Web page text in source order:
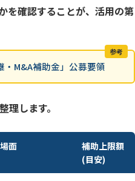
を確認することが、活用の第
参考
M&A補助金」公募要領
理します。
面
補助上限額
(目安)